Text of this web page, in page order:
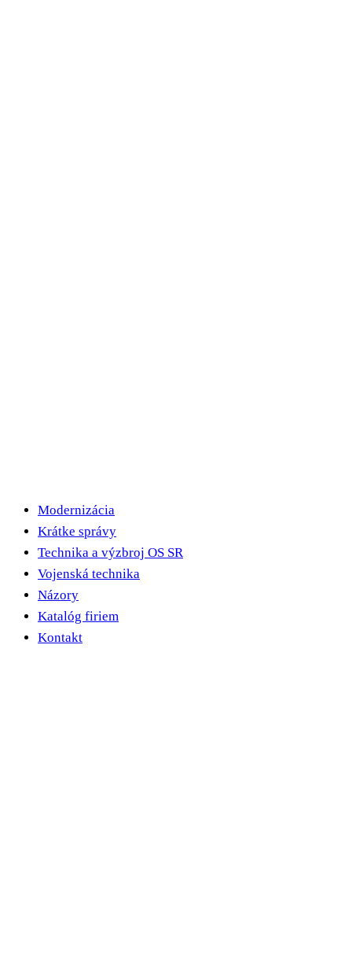
Modernizácia
Krátke správy
Technika a výzbroj OS SR
Vojenská technika
Názory
Katalóg firiem
Kontakt